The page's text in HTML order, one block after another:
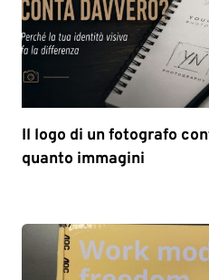
Il logo di un fotografo
quanto immagini